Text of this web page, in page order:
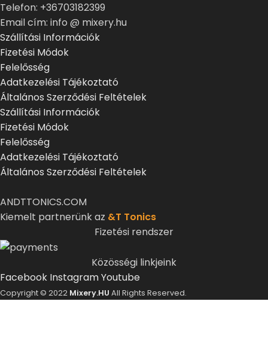
Telefon: +36703182399
Email cím: info @ mixery.hu
Szállítási Információk
Fizetési Módok
Felelősség
Adatkezelési Tájékoztató
Általános Szerződési Feltételek
Szállítási Információk
Fizetési Módok
Felelősség
Adatkezelési Tájékoztató
Általános Szerződési Feltételek
ANDTTONICS.COM
Kiemelt partnerünk az &T Tonics
Fizetési rendszer
Közösségi linkjeink
Facebook InstagramYoutube
Copyright © 2022 Mixery.HU All Rights Reserved.